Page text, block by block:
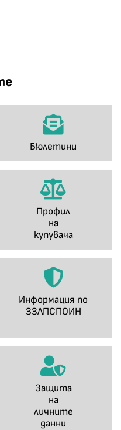
Бюлетини
Профил
на
купувача
Информация по
ЗЗЛПСПОИН
Защита
на
личните
данни